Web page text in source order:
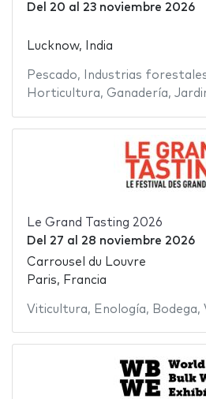
Del 20 al 23 noviembre 2026
Lucknow, India
Pescado, Industrias
Horticultura, Ganadería,
Le Grand Tasting 2026
Del 27 al 28 noviembre 2026
Carrousel du Louvre
Paris, Francia
Viticultura, Enología, Bodega,